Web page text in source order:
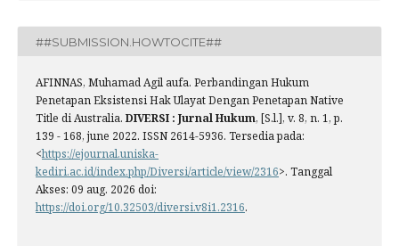
##SUBMISSION.HOWTOCITE##
AFINNAS, Muhamad Agil aufa. Perbandingan Hukum
Penetapan Eksistensi Hak Ulayat Dengan Penetapan Native
Title di Australia. DIVERSI : Jurnal Hukum, [S.l.], v. 8, n. 1, p.
139 - 168, june 2022. ISSN 2614-5936. Tersedia pada:
<https://ejournal.uniska-
kediri.ac.id/index.php/Diversi/article/view/2316>. Tanggal
Akses: 09 aug. 2026 doi:
https://doi.org/10.32503/diversi.v8i1.2316.